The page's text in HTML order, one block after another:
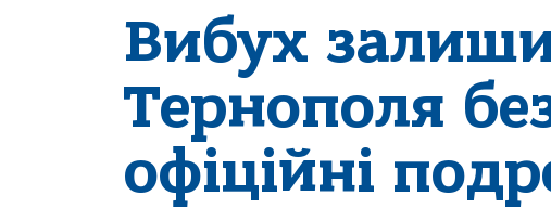
Вибух
Тернополя
офіційні